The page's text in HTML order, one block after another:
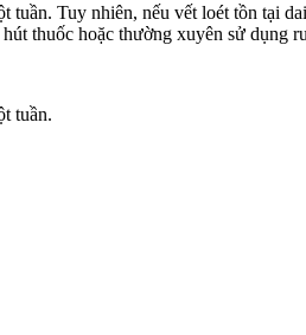
Tuy nhiên, nếu vết loét tồn tại
thuốc hoặc thường xuyên sử dụng
tuần.